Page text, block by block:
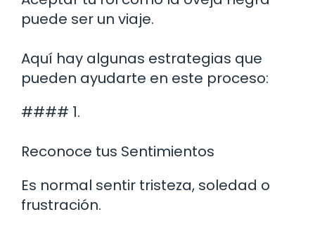
puede ser un viaje.
Aquí hay algunas estrategias que
pueden ayudarte en este proceso:
#### 1.
Reconoce tus Sentimientos
Es normal sentir tristeza, soledad o
frustración.